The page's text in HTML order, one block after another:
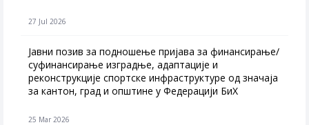
27 Jul 2026
Jавни позив за подношење пријава за финансирање/
суфинансирање изградње, адаптације и
реконструкције спортске инфраструктуре од значаја
за кантон, град и општине у Федерацији БиХ
25 Mar 2026